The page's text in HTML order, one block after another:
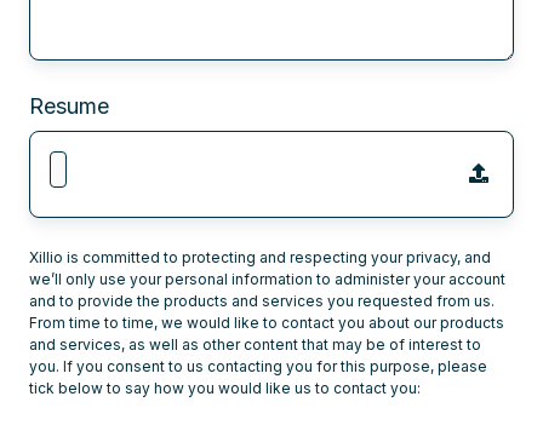
Resume
Xillio is committed to protecting and respecting your privacy, and
we’ll only use your personal information to administer your account
and to provide the products and services you requested from us.
From time to time, we would like to contact you about our products
and services, as well as other content that may be of interest to
you. If you consent to us contacting you for this purpose, please
tick below to say how you would like us to contact you: